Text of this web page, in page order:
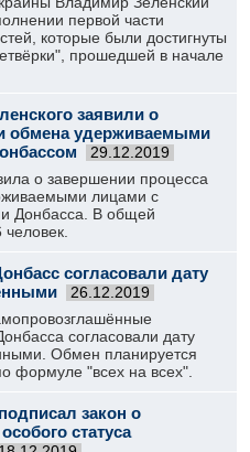
первой части
которые были достигнуты
прошедшей в начале
заявили о
обмена удерживаемыми
29.12.2019
о завершении процесса
лицами с
Донбасса. В общей
согласовали дату
26.12.2019
согласовали дату
Обмен планируется
формуле "всех на всех".
закон о
статуса